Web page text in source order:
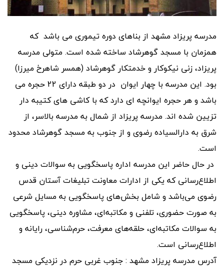
مدرسه پریزاد مشهد از بناهای دوره تیموری می باشد که
همزمان با مسجد گوهرشاد ساخته شده است. متولی مدرسه
پریزاد، زنی نیکوکار و خدمتکار گوهرشاد (همسر شاهرخ میرزا)
بود. این مدرسه با چهار ایوان در دو طبقه دارای 22 حجره می
باشد و هر حجره ایوانچه ای دارد که با کاشی های کتیبه دار
تزیین شده اند. مدرسه پریزاد از شمال به مدرسه بالاسر، از
شرق به دارالسیاده رضوی و از جنوب به مسجد گوهرشاد محدود
است.
در حال حاضر این مدرسه اداره پاسخگویی به سوالات دینی و
اطلاع‌رسانی که یکی از ادارات معاونت تبلیغات آستان قدس
رضوی می‌باشد و شامل بخش‌های پاسخگویی به مسایل شرعی
به صورت حضوری، تلفنی و مکاتبه‌ای، مشاوره دینی، پاسخگویی
به سوالات مکاتبه‌ای، حلقه‌های معرفت، حرم‌شناسی، رایانه و
اطلاع‌رسانی است.
آدرس مدرسه پریزاد مشهد : جنوب غربی حرم در نزدیکی مسجد